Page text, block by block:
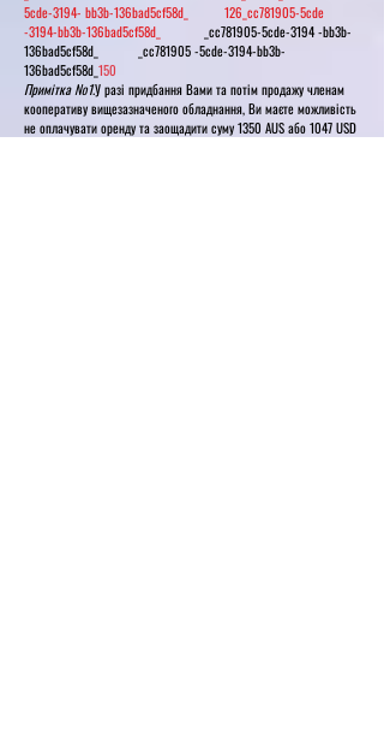
5cde-3194- bb3b-136bad5cf58d_ 126_cc781905-5cde
-3194-bb3b-136bad5cf58d_
_cc781905-5cde-3194 -bb3b-
136bad5cf58d_ _cc781905 -5cde-3194-bb3b-
136bad5cf58d_ 150
Примітка №1.У разі придбання Вами та потім продажу членам
кооперативу вищезазначеного обладнання, Ви маєте можливість
не оплачувати оренду та заощадити суму 1350 AUS або 1047 USD